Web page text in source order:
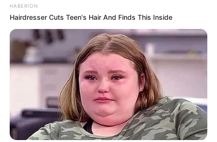
Warna Rambut: Hitam
Warna Kulit: Putih
Ukuran Tubuh: –
Ukuran Sepatu: –
Ukuran Baju: –
Pendidikan
London School of Public Relations
HABERION
Hairdresser Cuts Teen's Hair And Finds This Inside